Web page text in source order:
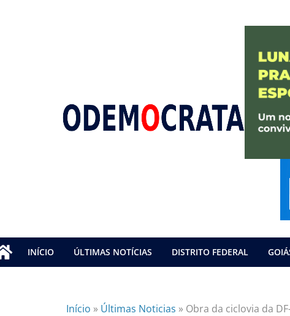
INÍCIO ÚLTIMAS NOTÍCIAS DISTRITO FEDERAL
Início » Últimas Noticias » Obra da ciclovia da